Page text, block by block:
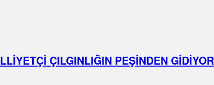
ÇILGINLIĞIN PEŞİNDEN GİDİYOR